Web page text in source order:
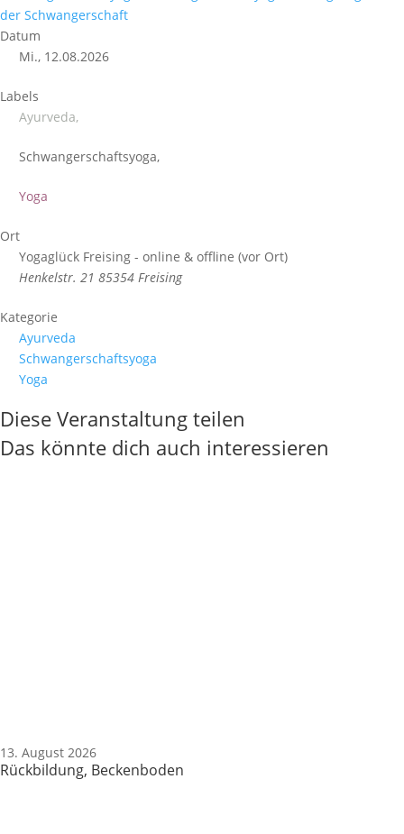
der Schwangerschaft
Datum
Mi., 12.08.2026
Labels
Ayurveda,
Schwangerschaftsyoga,
Yoga
Ort
Yogaglück Freising - online & offline (vor Ort)
Henkelstr. 21 85354 Freising
Kategorie
Ayurveda
Schwangerschaftsyoga
Yoga
Diese Veranstaltung teilen
Das könnte dich auch interessieren
13. August 2026
Rückbildung, Beckenboden